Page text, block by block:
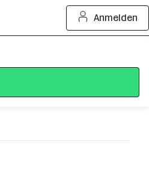
Anmelden